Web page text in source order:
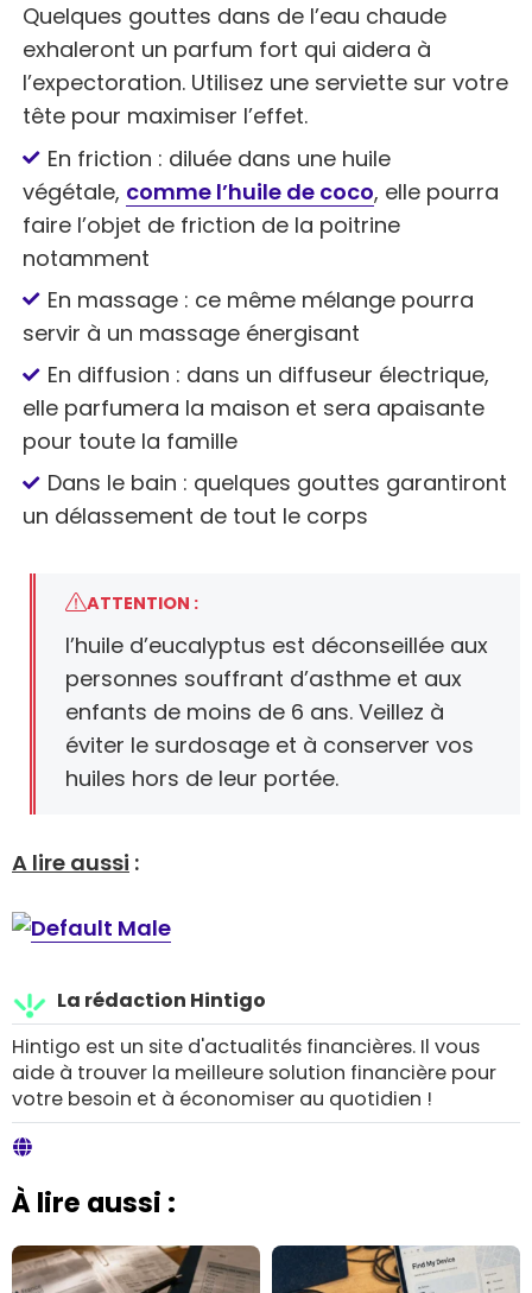
Quelques gouttes dans de l’eau chaude
exhaleront un parfum fort qui aidera à
l’expectoration. Utilisez une serviette sur votre
tête pour maximiser l’effet.
En friction : diluée dans une huile
végétale, comme l’huile de coco, elle pourra
faire l’objet de friction de la poitrine
notamment
En massage : ce même mélange pourra
servir à un massage énergisant
En diffusion : dans un diffuseur électrique,
elle parfumera la maison et sera apaisante
pour toute la famille
Dans le bain : quelques gouttes garantiront
un délassement de tout le corps
ATTENTION :
l’huile d’eucalyptus est déconseillée aux
personnes souffrant d’asthme et aux
enfants de moins de 6 ans. Veillez à
éviter le surdosage et à conserver vos
huiles hors de leur portée.
A lire aussi :
La rédaction Hintigo
Hintigo est un site d'actualités financières. Il vous
aide à trouver la meilleure solution financière pour
votre besoin et à économiser au quotidien !
À lire aussi :